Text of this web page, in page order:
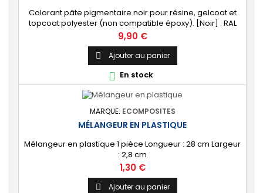
Colorant pâte pigmentaire noir pour résine, gelcoat et
topcoat polyester (non compatible époxy). [Noir] : RAL
9005 facile à mélanger.
Prix
9,90 €
 Ajouter au panier
 En stock
MARQUE: ECOMPOSITES
MÉLANGEUR EN PLASTIQUE
Mélangeur en plastique 1 pièce Longueur : 28 cm Largeur
: 2,8 cm
Prix
1,30 €
 Ajouter au panier